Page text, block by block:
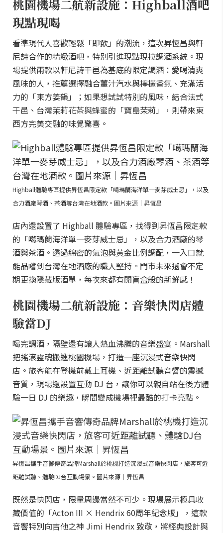
桃園機場二航新設施：Highball酒吧
現點現喝
看準現代人喜歡輕鬆「即飲」的潮流，這次昇恆昌與軒
尼詩合作的精緻酒吧，特別引進現點現拉調酒系統。現
場提供兩款以軒尼詩干邑為基底的限定調酒：愛喝清爽
風味的人，推薦選擇融合薑汁汽水與檸檬香氣、充滿活
力的「東方姜韻」；如果想試試特別的風味，結合法式
干邑、台灣茉莉花茶與蜂蜜的「寶島茉莉」，則帶來東
西方完美交融的味覺驚喜。
Highball體驗專區提供昇恆昌限定款「噶瑪蘭海洋單一麥芽威士忌」，以及
合力酒廠琴酒、茶酒等台灣在地酒款。圖片來源｜昇恆昌
店內還設置了 Highball 體驗專區，找得到昇恆昌限定款
的「噶瑪蘭海洋單一麥芽威士忌」，以及合力酒廠的琴
酒與茶酒。透過綿密的氣泡與黃金比例調配，一入口就
能品嚐到台灣在地酒廠的職人堅持。門市未來還會不定
期更換隱藏版酒單，每次來都有開盲盒般的新鮮感！
桃園機場二航新設施：音樂快閃店體
驗當DJ
喝完調酒，隔壁還有讓人熱血沸騰的音樂盛宴。Marshall
把搖滾靈魂搬進桃園機場，打造一座沉浸式音樂快閃
店。旅客能在登機前戴上耳機、近距離試聽音響的震撼
音質，現場還設置互動 DJ 台，讓你可以親自站在後方體
驗一日 DJ 的樂趣，瞬間變成機場裡最酷的打卡亮點。
昇恆昌攜手音響傳奇品牌Marshall於桃機打造沉浸式音樂快閃店，旅客可近
距離試聽、體驗DJ台互動場景。圖片來源｜昇恆昌
既然是快閃店，限量周邊當然不可少。現場展示極具收
藏價值的「Acton III × Hendrix 60周年紀念版」，這款
音響特別向吉他之神 Jimi Hendrix 致敬，將經典設計與